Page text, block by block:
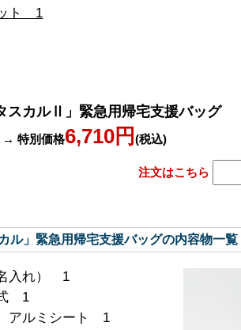
ト 1
スカルⅡ」緊急用帰宅支援バッグ
→ 特別価格6,710円(税込)
注文はこちら
ル」緊急用帰宅支援バッグの内容物一覧
入れ） 1
1
アルミシート 1